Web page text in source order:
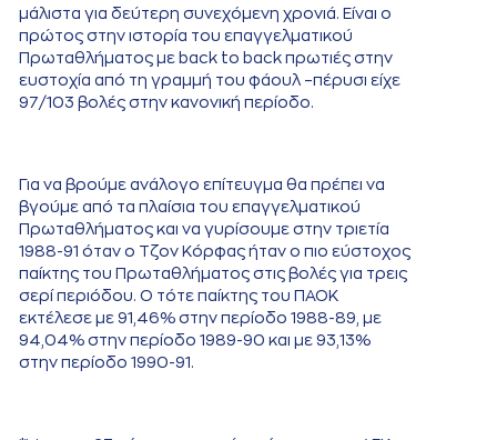
μάλιστα για δεύτερη συνεχόμενη χρονιά. Είναι ο
πρώτος στην ιστορία του επαγγελματικού
Πρωταθλήματος με back to back πρωτιές στην
ευστοχία από τη γραμμή του φάουλ –πέρυσι είχε
97/103 βολές στην κανονική περίοδο.
Για να βρούμε ανάλογο επίτευγμα θα πρέπει να
βγούμε από τα πλαίσια του επαγγελματικού
Πρωταθλήματος και να γυρίσουμε στην τριετία
1988-91 όταν ο Τζον Κόρφας ήταν ο πιο εύστοχος
παίκτης του Πρωταθλήματος στις βολές για τρεις
σερί περιόδου. Ο τότε παίκτης του ΠΑΟΚ
εκτέλεσε με 91,46% στην περίοδο 1988-89, με
94,04% στην περίοδο 1989-90 και με 93,13%
στην περίοδο 1990-91.